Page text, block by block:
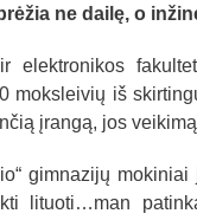
ne dailę, o
elektronikos
moksleivių iš
įrangą, jos
gimnazijų
lituoti…man